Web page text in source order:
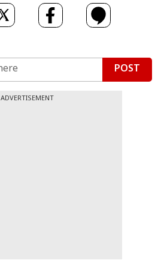
POST
ADVERTISEMENT